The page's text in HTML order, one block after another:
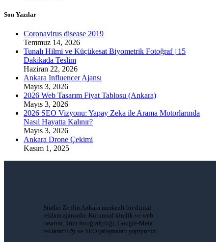
Son Yazılar
Coronavirus disease 2019
Temmuz 14, 2026
Tunalı Hilmi ve Küçükesat Biyometrik Fotoğraf | 15
Dakikada Teslim
Haziran 22, 2026
Ankara Influencer Ajansı
Mayıs 3, 2026
2026 Web Tasarım Fiyat Tablosu (Ankara)
Mayıs 3, 2026
2026 SEO Vizyonu: Yapay Zeka ile Arama Motorlarında
Nasıl Hayatta Kalınır?
Mayıs 3, 2026
Ankara Drone Çekimi
Kasım 1, 2025
Studio Zeplin Ankara merkezli bir dijital
reklam ajansıdır. Kurumsal kimlik ve web
tasarım, ürün fotoğrafçılığı, Google-Meta
reklamcılığı ve SEO çalışmaları yapıyoruz.